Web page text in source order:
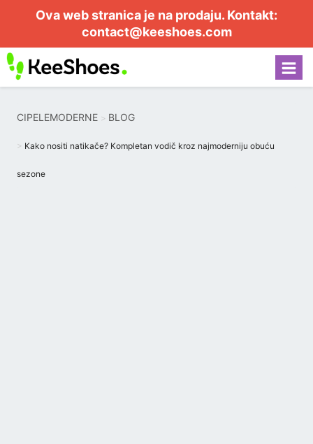
Ova web stranica je na prodaju. Kontakt:
contact@keeshoes.com
CIPELEMODERNE BLOG
Kako nositi natikače? Kompletan vodič kroz najmoderniju obuću
sezone